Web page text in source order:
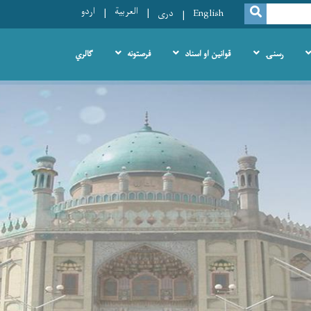
SEARCH
English دری العربية اردو
رسنۍ قوانین او اسناد فرصتونه ګالري